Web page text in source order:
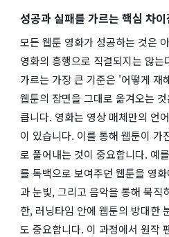
성공과 실패를 가르는 핵심 차이
모든 웹툰 영화가 성공하는 것은
영화의 흥행으로 직결되지는 않
가르는 가장 큰 기준은 '어떻게 재
웹툰의 장면을 그대로 옮겨오는
큽니다. 영화는 영상 매체만의 언
이 있습니다. 이를 통해 웹툰이 가
로 풀어내는 것이 중요합니다. 예
를 독백으로 보여주던 웹툰을 영
과 눈빛, 그리고 음악을 통해 묵직
한, 러닝타임 안에 웹툰의 방대한
도 중요합니다. 이 과정에서 원작